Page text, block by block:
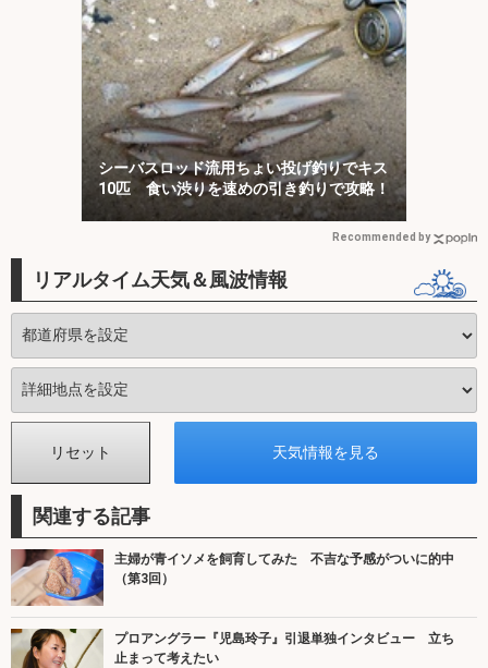
シーバスロッド流用ちょい投げ釣りでキス
10匹 食い渋りを速めの引き釣りで攻略！
Recommended by
リアルタイム天気＆風波情報
関連する記事
主婦が青イソメを飼育してみた 不吉な予感がついに的中
（第3回）
プロアングラー『児島玲子』引退単独インタビュー 立ち
止まって考えたい